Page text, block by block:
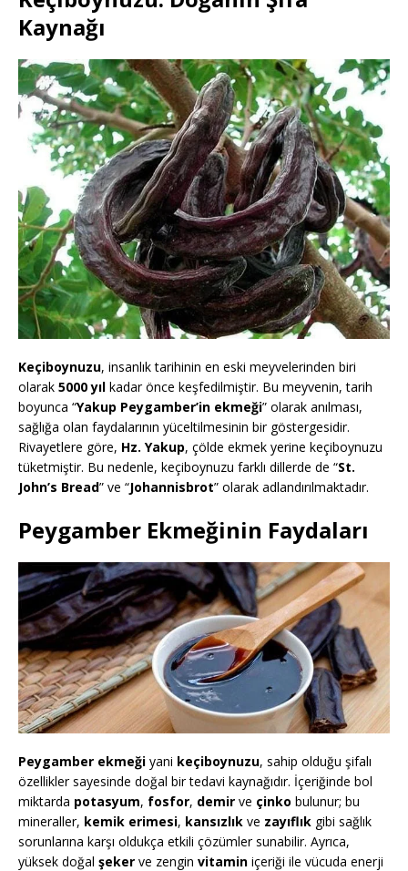
Kaynağı
Keçiboynuzu, insanlık tarihinin en eski meyvelerinden biri
olarak 5000 yıl kadar önce keşfedilmiştir. Bu meyvenin, tarih
boyunca “Yakup Peygamber’in ekmeği” olarak anılması,
sağlığa olan faydalarının yüceltilmesinin bir göstergesidir.
Rivayetlere göre, Hz. Yakup, çölde ekmek yerine keçiboynuzu
tüketmiştir. Bu nedenle, keçiboynuzu farklı dillerde de “St.
John’s Bread” ve “Johannisbrot” olarak adlandırılmaktadır.
Peygamber Ekmeğinin Faydaları
Peygamber ekmeği yani keçiboynuzu, sahip olduğu şifalı
özellikler sayesinde doğal bir tedavi kaynağıdır. İçeriğinde bol
miktarda potasyum, fosfor, demir ve çinko bulunur; bu
mineraller, kemik erimesi, kansızlık ve zayıflık gibi sağlık
sorunlarına karşı oldukça etkili çözümler sunabilir. Ayrıca,
yüksek doğal şeker ve zengin vitamin içeriği ile vücuda enerji